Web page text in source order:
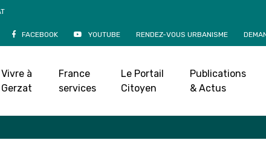
FACEBOOK YOUTUBE RENDEZ-VOUS URBANISME
Vivre à
Gerzat
France
services
Le Portail
Citoyen
Publications
& Actus
Accueil»Agenda